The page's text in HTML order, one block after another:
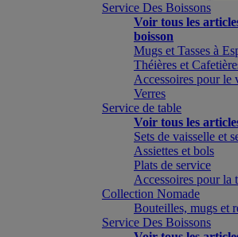
Service Des Boissons
Voir tous les
boisson
Mugs et Tasses à
Théières et
Accessoires pour le
Verres
Service de table
Voir tous les
Sets de vaisselle et
Assiettes et bols
Plats de service
Accessoires pour la
Collection Nomade
Bouteilles, mugs et
Service Des Boissons